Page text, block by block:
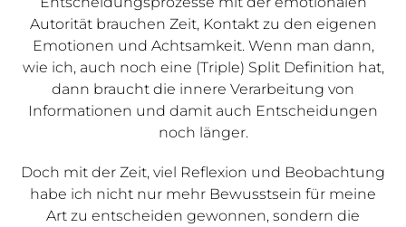
Autorität brauchen Zeit, Kontakt zu den eigenen
Emotionen und Achtsamkeit. Wenn man dann,
wie ich, auch noch eine (Triple) Split Definition hat,
dann braucht die innere Verarbeitung von
Informationen und damit auch Entscheidungen
noch länger.
Doch mit der Zeit, viel Reflexion und Beobachtung
habe ich nicht nur mehr Bewusstsein für meine
Art zu entscheiden gewonnen, sondern die